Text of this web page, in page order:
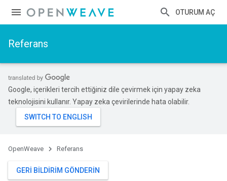
OTURUM AÇ
Referans
Google, içerikleri tercih ettiğiniz dile çevirmek için yapay zeka
teknolojisini kullanır. Yapay zeka çevirilerinde hata olabilir.
OpenWeave Referans
GERI BILDIRIM GÖNDERIN